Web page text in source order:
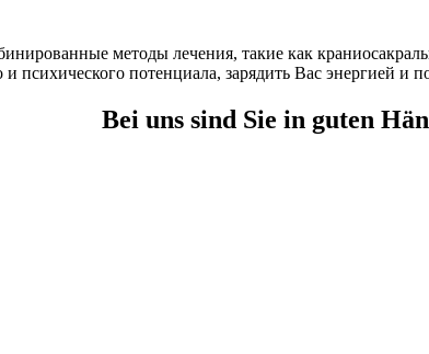
методы лечения, такие как
потенциала, зарядить Вас энергией и
Bei uns sind Sie in guten